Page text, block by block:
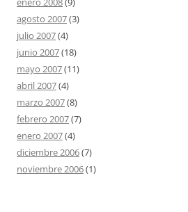
agosto 2007(3)
julio 2007(4)
junio 2007(18)
mayo 2007(11)
abril 2007(4)
marzo 2007(8)
febrero 2007(7)
enero 2007(4)
diciembre 2006(7)
noviembre 2006(1)